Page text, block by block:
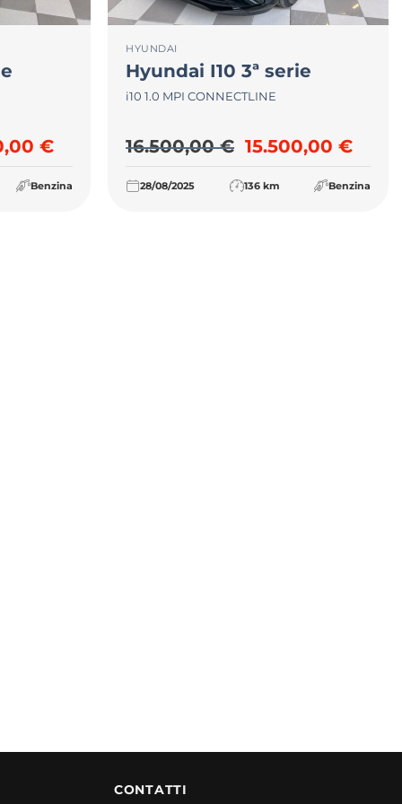
€.
originale era: 16.500,00 €.
€Il prezzo attuale è: 15.500,00 €.
Benzina
HYUNDAI
Hyundai I10 3ª serie
i10 1.0 MPI CONNECTLINE
16.500,00€ Il prezzo
15.500,00€Il
28/08/2025 136 km Benzina
€.
CONTATTI